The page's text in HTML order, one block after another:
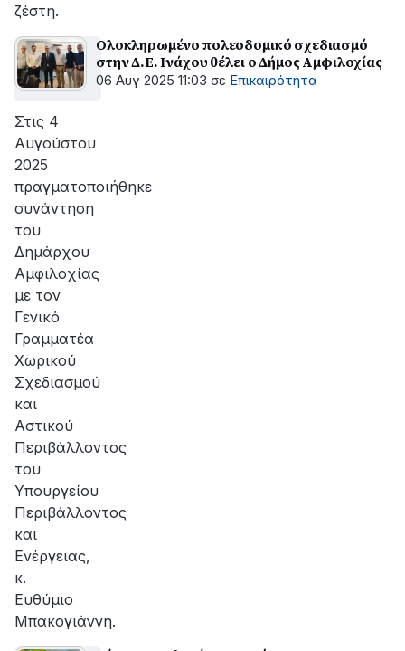
ζέστη.
Ολοκληρωμένο πολεοδομικό σχεδιασμό
στην Δ.Ε. Ινάχου θέλει ο Δήμος Αμφιλοχίας
06 Αυγ 2025 11:03 σε Επικαιρότητα
Στις 4
Αυγούστου
2025
πραγματοποιήθηκε
συνάντηση
του
Δημάρχου
Αμφιλοχίας
με τον
Γενικό
Γραμματέα
Χωρικού
Σχεδιασμού
και
Αστικού
Περιβάλλοντος
του
Υπουργείου
Περιβάλλοντος
και
Ενέργειας,
κ.
Ευθύμιο
Μπακογιάννη.